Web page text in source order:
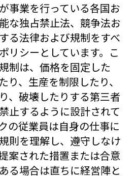
事業を行っている各国お
な独占禁止法、競争法お
る法律および規制をすべ
リシーとしています。こ
制は、価格を固定した
り、生産を制限したり、
、破壊したりする第三者
止するように設計されて
の従業員は自身の仕事に
則を理解し、遵守しなけ
案された措置または合意
る場合は直ちに経営陣と